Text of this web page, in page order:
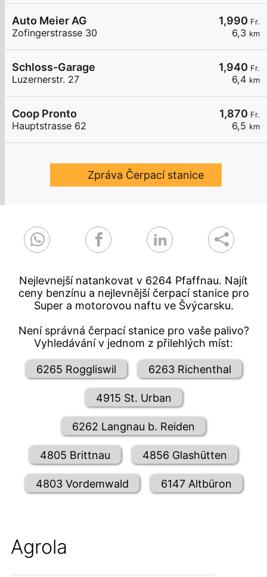
1,990 Fr.
6,3 km
Auto Meier AG
Zofingerstrasse 30
1,940 Fr.
6,4 km
Schloss-Garage
Luzernerstr. 27
1,870 Fr.
6,5 km
Coop Pronto
Hauptstrasse 62
Zpráva Čerpací stanice
Nejlevnejší natankovat v 6264 Pfaffnau. Najít
ceny benzínu a nejlevnější čerpací stanice pro
Super a motorovou naftu ve Švýcarsku.
Není správná čerpací stanice pro vaše palivo?
Vyhledávání v jednom z přilehlých míst:
6265 Roggliswil 6263 Richenthal
4915 St. Urban
6262 Langnau b. Reiden
4805 Brittnau 4856 Glashütten
4803 Vordemwald 6147 Altbüron
Agrola